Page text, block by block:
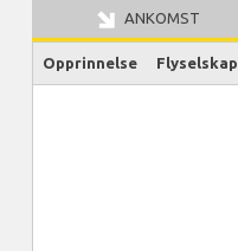
ANKOMST
Opprinnelse Flyselskap